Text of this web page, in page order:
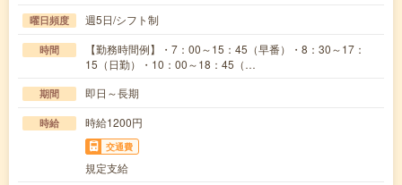
曜日頻度 週5日/シフト制
時間
【勤務時間例】・7：00～15：45（早番）・8：30～17：
15（日勤）・10：00～18：45（…
期間 即日～長期
時給 時給1200円
交通費
規定支給